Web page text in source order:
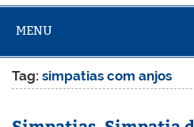
MENU
Tag:simpatias com anjos